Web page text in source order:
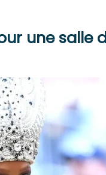
une salle